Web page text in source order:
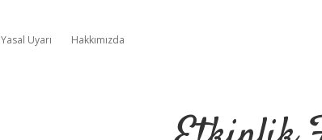
Yasal Uyarı Hakkımızda